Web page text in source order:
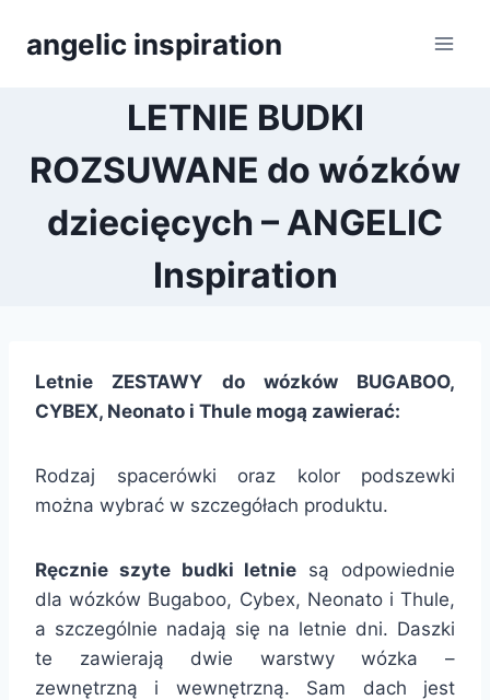
angelic inspiration
LETNIE BUDKI
ROZSUWANE do wózków
dziecięcych – ANGELIC
Inspiration
Letnie ZESTAWY do wózków BUGABOO,
CYBEX, Neonato i Thule mogą zawierać:
Rodzaj spacerówki oraz kolor podszewki
można wybrać w szczegółach produktu.
Ręcznie szyte budki letnie są odpowiednie
dla wózków Bugaboo, Cybex, Neonato i Thule,
a szczególnie nadają się na letnie dni. Daszki
te zawierają dwie warstwy wózka –
zewnętrzną i wewnętrzną. Sam dach jest